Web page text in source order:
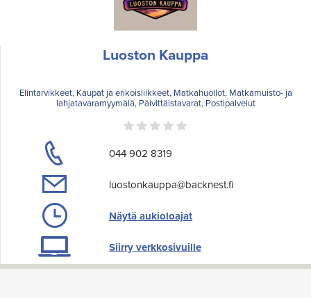
Luoston Kauppa
Elintarvikkeet, Kaupat ja erikoisliikkeet, Matkahuollot, Matkamuisto- ja
lahjatavaramyymälä, Päivittäistavarat, Postipalvelut
044 902 8319
luostonkauppa@backnest.fi
Näytä aukioloajat
Siirry verkkosivuille